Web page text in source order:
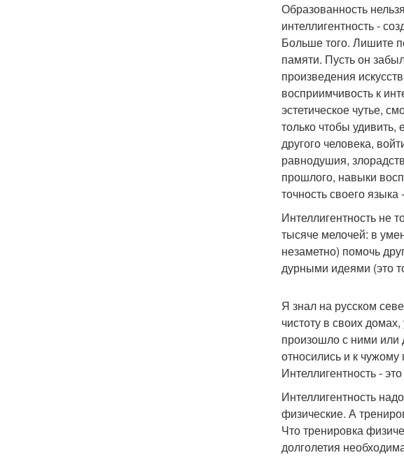
Образованность
интеллигентность -
Больше того. Лишите
памяти. Пусть он
произведения
восприимчивость к
эстетическое чутье,
только чтобы удивить,
другого человека,
равнодушия,
прошлого, навыки
точность своего
Интеллигентность не
тысяче мелочей: в
незаметно) помочь
дурными идеями (это
Я знал на русском
чистоту в своих
произошло с ними
относились и к
Интеллигентность -
Интеллигентность
физические. А
Что тренировка
долголетия